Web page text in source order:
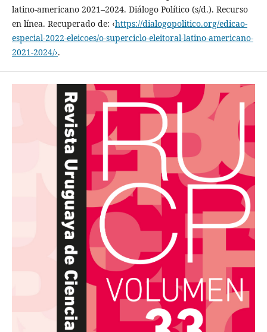
latino-americano 2021–2024. Diálogo Político (s/d.). Recurso
en línea. Recuperado de: ‹https://dialogopolitico.org/edicao-
especial-2022-eleicoes/o-superciclo-eleitoral-latino-americano-
2021-2024/›.